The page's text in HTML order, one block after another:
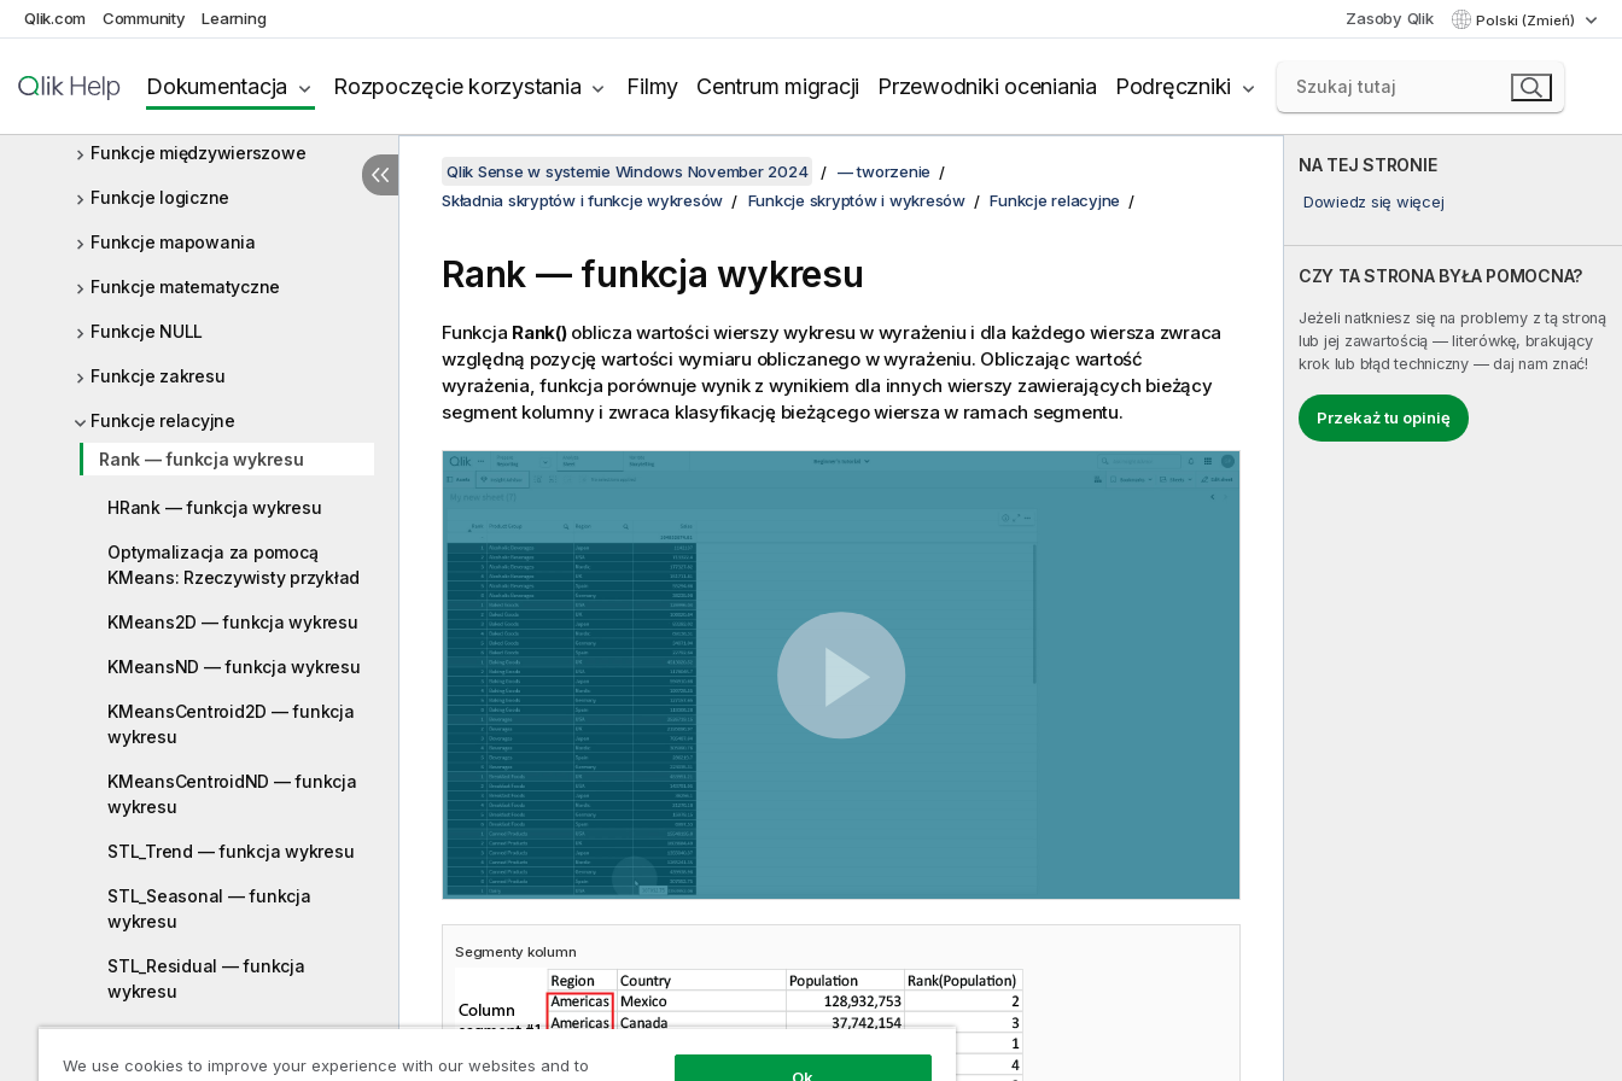
Qlik.com Community Learning Zasoby Qlik Polski (Zmień)
Dokumentacja Rozpoczęcie korzystania Filmy Centrum migracji Przewodniki oceniania Podręczniki
Ogólne funkcje liczbowe
Funkcje interpretacji
Funkcje międzywierszowe
Funkcje logiczne
Funkcje mapowania
Funkcje matematyczne
Funkcje NULL
Funkcje zakresu
Funkcje relacyjne
Rank — funkcja wykresu
HRank — funkcja wykresu
Optymalizacja za pomocą
KMeans: Rzeczywisty przykład
KMeans2D — funkcja wykresu
KMeansND — funkcja wykresu
KMeansCentroid2D — funkcja
wykresu
KMeansCentroidND — funkcja
wykresu
STL_Trend — funkcja wykresu
STL_Seasonal — funkcja
wykresu
STL_Residual — funkcja
wykresu
Samouczek — Dekompozycja
szeregu czasowego w Qlik
NA TEJ STRONIE
Dowiedz się więcej
CZY TA STRONA BYŁA POMOCNA?
Jeżeli natkniesz się na problemy z tą stroną
lub jej zawartością — literówkę, brakujący
krok lub błąd techniczny — daj nam znać!
Przekaż tu opinię
Qlik Sense w systemie Windows November 2024
— tworzenie
Składnia skryptów i funkcje wykresów
Funkcje skryptów i wykresów Funkcje relacyjne
Rank — funkcja wykresu
Funkcja Rank()oblicza wartości wierszy wykresu w wyrażeniu i dla każdego wiersza zwraca
względną pozycję wartości wymiaru obliczanego w wyrażeniu. Obliczając wartość
wyrażenia, funkcja porównuje wynik z wynikiem dla innych wierszy zawierających bieżący
segment kolumny i zwraca klasyfikację bieżącego wiersza w ramach segmentu.
Segmenty kolumn
We use cookies to improve your experience with our websites and to